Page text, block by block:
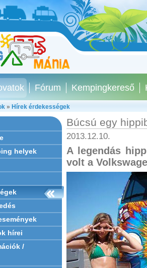
Fórum Kempingkereső
» Hírek érdekességek
helyek
hírei
/
Búcsú egy
2013.12.10.
A legendás
volt a